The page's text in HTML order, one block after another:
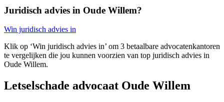
Juridisch advies in Oude Willem?
Win juridisch advies in
Klik op ‘Win juridisch advies in’ om 3 betaalbare advocatenkantoren
te vergelijken die jou kunnen voorzien van top juridisch advies in
Oude Willem.
Letselschade advocaat Oude Willem